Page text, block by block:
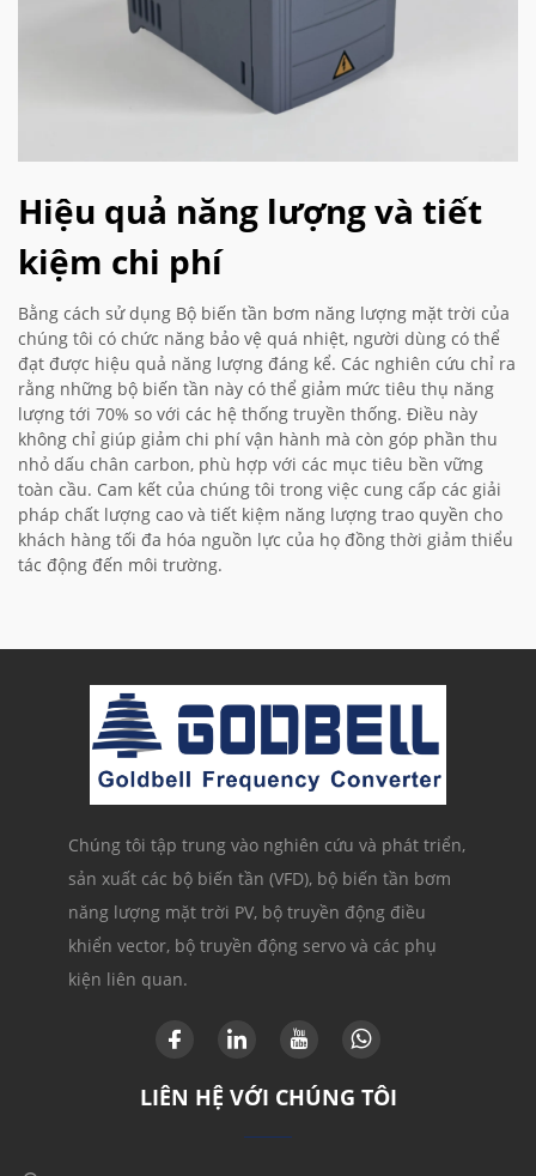
Hiệu quả năng lượng và tiết
kiệm chi phí
Bằng cách sử dụng Bộ biến tần bơm năng lượng mặt trời của
chúng tôi có chức năng bảo vệ quá nhiệt, người dùng có thể
đạt được hiệu quả năng lượng đáng kể. Các nghiên cứu chỉ ra
rằng những bộ biến tần này có thể giảm mức tiêu thụ năng
lượng tới 70% so với các hệ thống truyền thống. Điều này
không chỉ giúp giảm chi phí vận hành mà còn góp phần thu
nhỏ dấu chân carbon, phù hợp với các mục tiêu bền vững
toàn cầu. Cam kết của chúng tôi trong việc cung cấp các giải
pháp chất lượng cao và tiết kiệm năng lượng trao quyền cho
khách hàng tối đa hóa nguồn lực của họ đồng thời giảm thiểu
tác động đến môi trường.
Chúng tôi tập trung vào nghiên cứu và phát triển,
sản xuất các bộ biến tần (VFD), bộ biến tần bơm
năng lượng mặt trời PV, bộ truyền động điều
khiển vector, bộ truyền động servo và các phụ
kiện liên quan.
LIÊN HỆ VỚI CHÚNG TÔI